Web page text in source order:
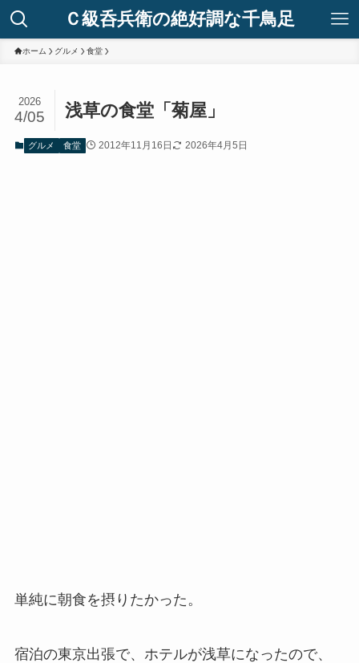
Ｃ級呑兵衛の絶好調な千鳥足
ホーム グルメ 食堂
浅草の食堂「菊屋」
2026
4/05
グルメ 食堂 2012年11月16日 2026年4月5日
単純に朝食を摂りたかった。
宿泊の東京出張で、ホテルが浅草になったので、